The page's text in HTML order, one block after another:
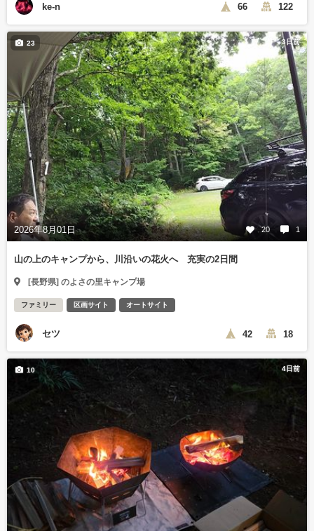
ke-n 66 122
3日前
2026年8月01日 20 1
23
山の上のキャンプから、川沿いの花火へ 充実の2日間
[長野県] のよさの里キャンプ場
ファミリー 区画サイト オートサイト
セツ 42 18
4日前
10